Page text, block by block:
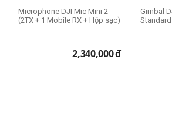
Microphone DJI Mic Mini 2
(2TX + 1 Mobile RX + Hộp sạc)
2,340,000đ
Gimbal